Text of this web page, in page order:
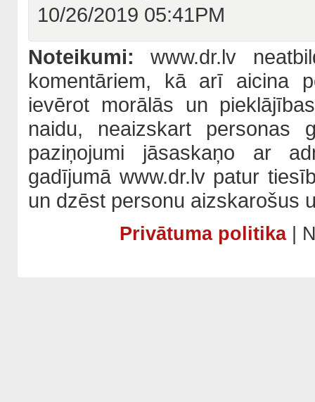
10/26/2019 05:41PM
Noteikumi:www.dr.lv
komentāriem, kā arī aicina
ievērot morālās un
naidu, neaizskart personas
paziņojumi jāsaskaņo ar
gadījumā www.dr.lv patur
un dzēst personu aizskarošus
Privātuma politika|